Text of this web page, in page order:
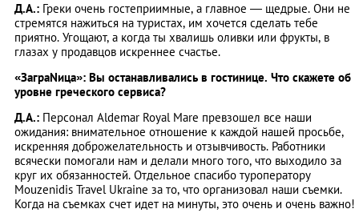
Д.А.: Греки очень гостеприимные, а главное — щедрые. Они не
стремятся нажиться на туристах, им хочется сделать тебе
приятно. Угощают, а когда ты хвалишь оливки или фрукты, в
глазах у продавцов искреннее счастье.
«ЗаграNица»: Вы останавливались в гостинице. Что скажете об
уровне греческого сервиса?
Д.А.: Персонал Aldemar Royal Mare превзошел все наши
ожидания: внимательное отношение к каждой нашей просьбе,
искренняя доброжелательность и отзывчивость. Работники
всячески помогали нам и делали много того, что выходило за
круг их обязанностей. Отдельное спасибо туроператору
Mouzenidis Travel Ukraine за то, что организовал наши съемки.
Когда на съемках счет идет на минуты, это очень и очень важно!